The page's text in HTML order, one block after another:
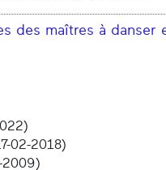
des maîtres à
02-2018)
2009)